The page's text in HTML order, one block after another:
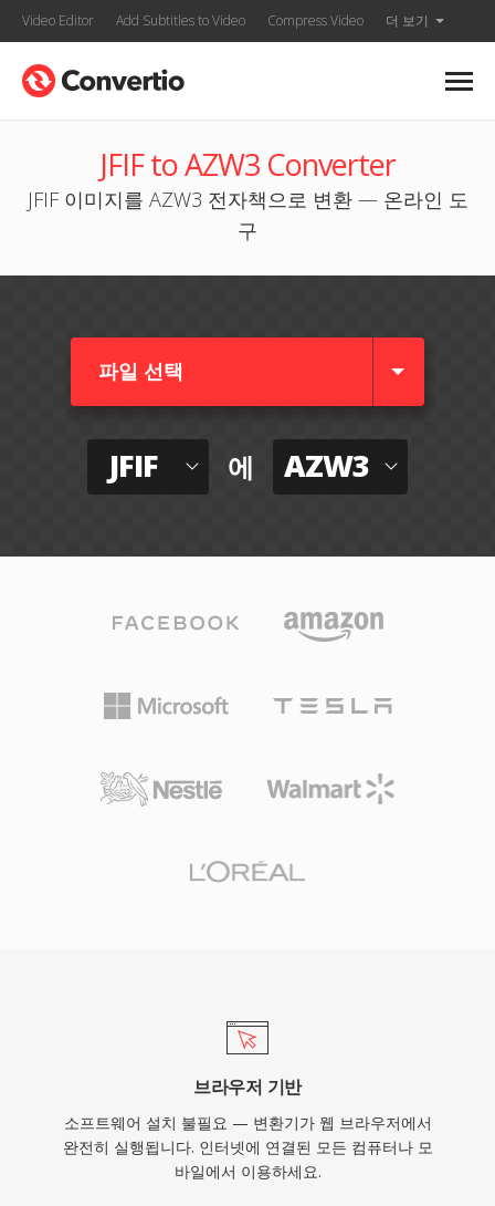
Video Editor Add Subtitles to Video Compress Video 더 보기
JFIF to AZW3 Converter
JFIF 이미지를 AZW3 전자책으로 변환 — 온라인 도
구
파일 선택
JFIF 에 AZW3
브라우저 기반
소프트웨어 설치 불필요 — 변환기가 웹 브라우저에서
완전히 실행됩니다. 인터넷에 연결된 모든 컴퓨터나 모
바일에서 이용하세요.